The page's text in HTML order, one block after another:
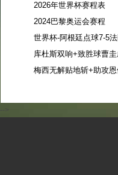
2026年世界杯赛程表
2024巴黎奥运会赛程
库杜斯双响+致胜球曹